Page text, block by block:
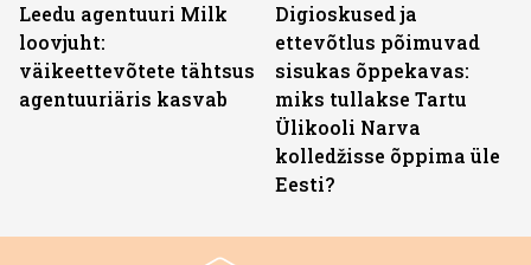
Leedu agentuuri Milk
loovjuht:
väikeettevõtete tähtsus
agentuuriäris kasvab
Digioskused ja
ettevõtlus põimuvad
sisukas õppekavas:
miks tullakse Tartu
Ülikooli Narva
kolledžisse õppima üle
Eesti?